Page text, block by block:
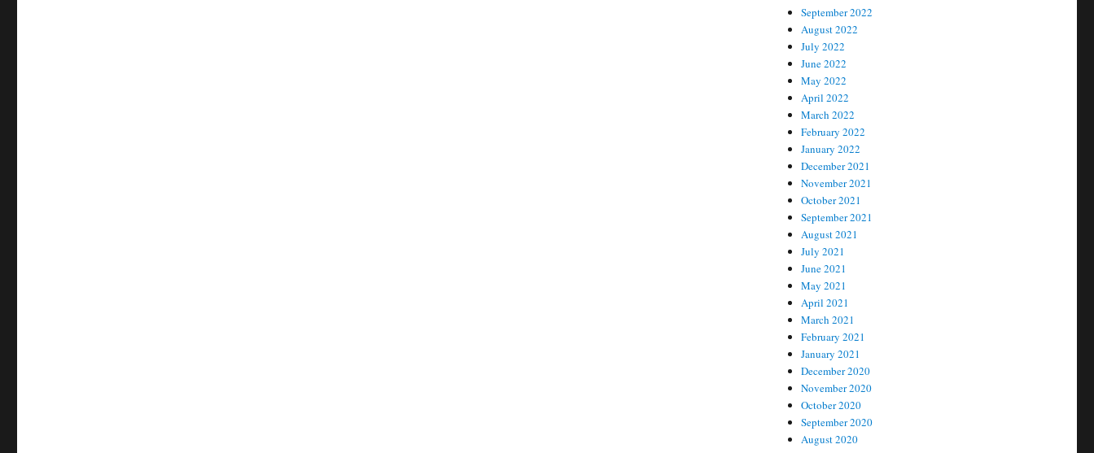
September 2022
August 2022
July 2022
June 2022
May 2022
April 2022
March 2022
February 2022
January 2022
December 2021
November 2021
October 2021
September 2021
August 2021
July 2021
June 2021
May 2021
April 2021
March 2021
February 2021
January 2021
December 2020
November 2020
October 2020
September 2020
August 2020